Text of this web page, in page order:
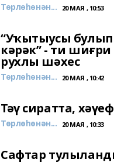
Төрлөһөнән... 20 МАЯ , 10:53
“Уҡытыусы
кәрәк” - ти
рухлы шәхес
Төрлөһөнән... 20 МАЯ , 10:42
Тәү сиратта,
Төрлөһөнән... 20 МАЯ , 10:33
Сафтар